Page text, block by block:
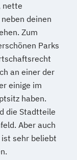
nette
deinen
Zum
Parks
an einer der
einige im
haben.
die Stadtteile
Aber auch
sehr beliebt